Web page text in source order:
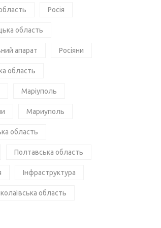
Росія
область
апарат Росіяни
область
Маріуполь
Мариуполь
область
Полтавська область
Інфраструктура
область